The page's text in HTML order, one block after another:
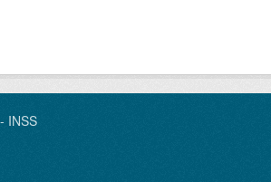
INSS